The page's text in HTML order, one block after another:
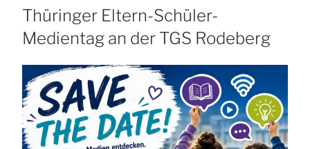
AM
Thüringer Eltern-Schüler-
Medientag an der TGS Rodeberg